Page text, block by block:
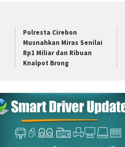
Polresta Cirebon
Musnahkan Miras Senilai
Rp1 Miliar dan Ribuan
Knalpot Brong